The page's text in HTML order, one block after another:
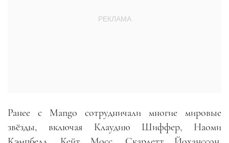
Ранее с Mango сотрудничали многие мировые
звёзды, включая Клаудию Шиффер, Наоми